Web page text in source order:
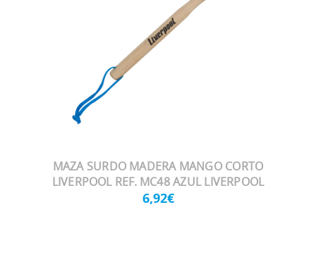
MAZA SURDO MADERA MANGO CORTO
LIVERPOOL REF. MC48 AZUL LIVERPOOL
6,92€